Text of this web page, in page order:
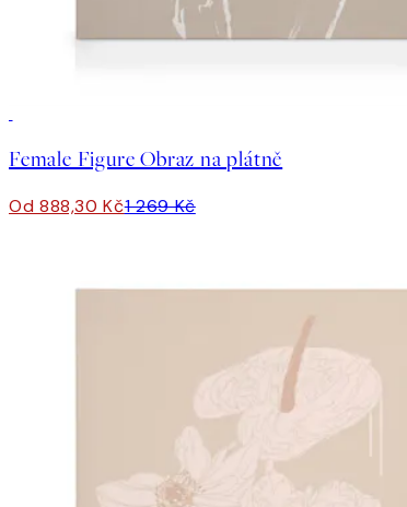
Female Figure Obraz na plátně
Od 888,30 Kč1 269 Kč